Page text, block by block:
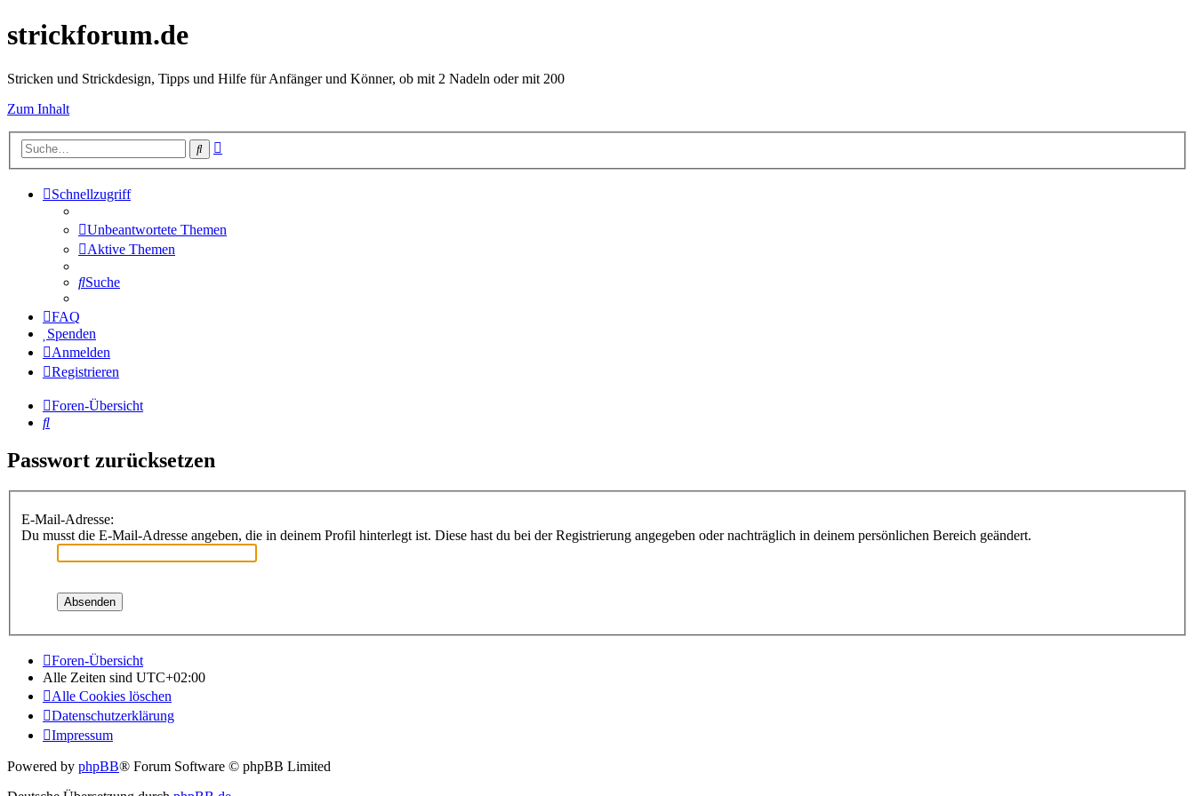
strickforum.de
Stricken und Strickdesign, Tipps und Hilfe für Anfänger und Könner, ob mit 2 Nadeln oder mit 200
Zum Inhalt
Suche
Schnellzugriff
Unbeantwortete Themen
Aktive Themen
Suche
FAQ
Spenden
Anmelden
Registrieren
Foren-Übersicht
Suche
Passwort zurücksetzen
E-Mail-Adresse:
Du musst die E-Mail-Adresse angeben, die in deinem Profil hinterlegt ist. Diese hast du bei der Registrierung angegeben oder nachträglich in deinem persönlichen Bereich geändert.
Foren-Übersicht
Alle Zeiten sind UTC+02:00
Alle Cookies löschen
Datenschutzerklärung
Impressum
Powered by phpBB® Forum Software © phpBB Limited